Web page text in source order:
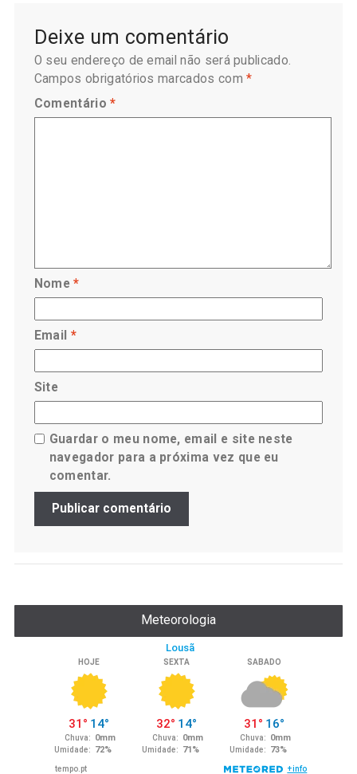
Deixe um comentário
O seu endereço de email não será publicado.
Campos obrigatórios marcados com*
Comentário*
Nome*
Email *
Site
Guardar o meu nome, email e site neste
navegador para a próxima vez que eu
comentar.
Meteorologia